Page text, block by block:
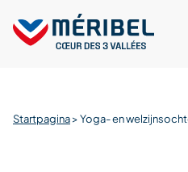
content
Startpagina>Yoga- en